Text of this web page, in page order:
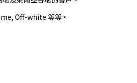
Off-white 等等 。